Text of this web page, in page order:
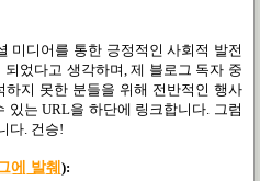
미디어를 통한 긍정적인 사회적 발전
었다고 생각하며,제 블로그 독자 중
하지 못한 분들을 위해 전반적인 행사
있는 URL을 하단에 링크합니다. 그럼
다. 건승!
에 발췌 ):